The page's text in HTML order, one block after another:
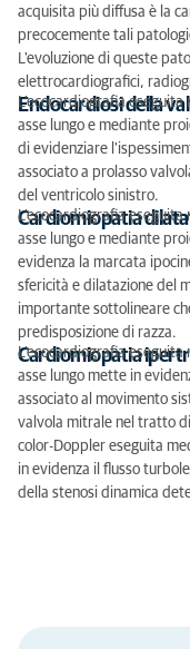
acquisita più diffusa è la
precocemente tali
L'evoluzione di queste
elettrocardiografici,
Endocardiosi della
L'ecocardiografia
asse lungo e mediante
di evidenziare
associato a prolasso
del ventricolo sinistro.
Cardiomiopatia
L'ecocardiografia
asse lungo e mediante
evidenza la marcata
sfericità e dilatazione del
importante sottolineare
predisposizione di razza.
Cardiomiopatia
L'ecocardiografia
asse lungo mette in
associato al movimento
valvola mitrale nel tratto
color-Doppler eseguita
in evidenza il flusso
della stenosi dinamica